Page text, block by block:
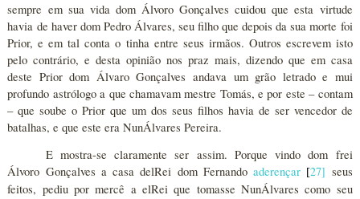
sempre em sua vida dom Álvoro Gonçalves cuidou que esta virtude
havia de haver dom Pedro Álvares, seu filho que depois da sua morte foi
Prior, e em tal conta o tinha entre seus irmãos. Outros escrevem isto
pelo contrário, e desta opinião nos praz mais, dizendo que em casa
deste Prior dom Álvaro Gonçalves andava um grão letrado e mui
profundo astrólogo a que chamavam mestre Tomás, e por este – contam
– que soube o Prior que um dos seus filhos havia de ser vencedor de
batalhas, e que este era NunÁlvares Pereira.
E mostra-se claramente ser assim. Porque vindo dom frei
Álvoro Gonçalves a casa delRei dom Fernandoaderençar [27] seus
feitos, pediu por mercê a elRei que tomasse NunÁlvares como seu